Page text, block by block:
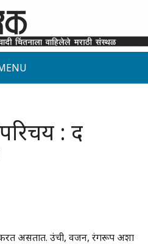
: द
असतात. उंची, वजन, रंगरूप अशा